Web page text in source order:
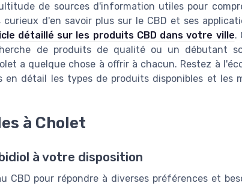
de sources d'information utiles pour
d'en savoir plus sur le CBD et ses
détaillé sur les produits CBD dans votre ville.
de produits de qualité ou un débutant
a quelque chose à offrir à chacun. Restez à
en détail les types de produits disponibles et les
à Cholet
à votre disposition
CBD pour répondre à diverses préférences et